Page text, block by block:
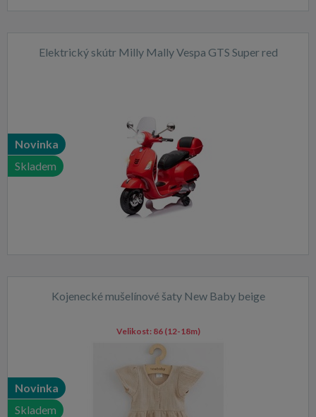
Elektrický skútr Milly Mally Vespa GTS Super red
Novinka
Skladem
Kojenecké mušelínové šaty New Baby beige
Novinka
Skladem
Velikost: 86 (12-18m)